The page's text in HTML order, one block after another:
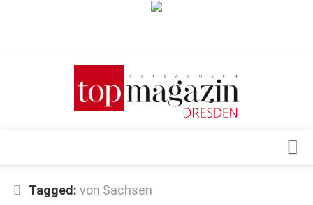
Verkaufsstellen
Top Gesundheitsforum Dresden / Ostsachsen
Tagged: von Sachsen